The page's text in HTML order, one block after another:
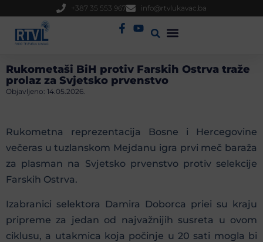
+387 35 553 967 info@rtvlukavac.ba
Rukometaši BiH protiv Farskih Ostrva traže
prolaz za Svjetsko prvenstvo
Objavljeno: 14.05.2026.
Rukometna reprezentacija Bosne i Hercegovine
večeras u tuzlanskom Mejdanu igra prvi meč baraža
za plasman na Svjetsko prvenstvo protiv selekcije
Farskih Ostrva.
Izabranici selektora Damira Doborca priei su kraju
pripreme za jedan od najvažnijih susreta u ovom
ciklusu, a utakmica koja počinje u 20 sati mogla bi